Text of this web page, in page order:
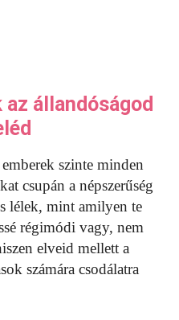
az állandóságod
szinte minden
csupán a népszerűség
lélek, mint amilyen te
régimódi vagy, nem
elveid mellett a
számára csodálatra